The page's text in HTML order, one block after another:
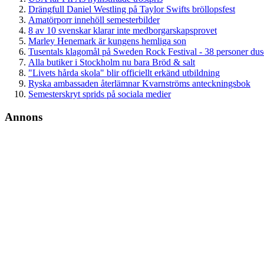
Drängfull Daniel Westling på Taylor Swifts bröllopsfest
Amatörporr innehöll semesterbilder
8 av 10 svenskar klarar inte medborgarskapsprovet
Marley Henemark är kungens hemliga son
Tusentals klagomål på Sweden Rock Festival - 38 personer
Alla butiker i Stockholm nu bara Bröd & salt
"Livets hårda skola" blir officiellt erkänd utbildning
Ryska ambassaden återlämnar Kvarnströms anteckningsbok
Semesterskryt sprids på sociala medier
Annons